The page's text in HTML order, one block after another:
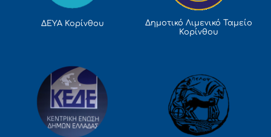
ΔΕΥΑ Κορίνθου
Δημοτικό Λιμενικό Ταμείο
Κορίνθου